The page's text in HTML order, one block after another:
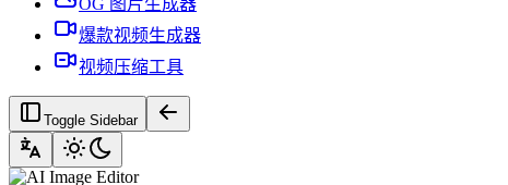
OG 图片生成器
爆款视频生成器
视频压缩工具
Toggle Sidebar